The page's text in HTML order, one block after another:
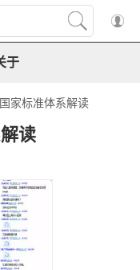
于
家标准体系解读
读